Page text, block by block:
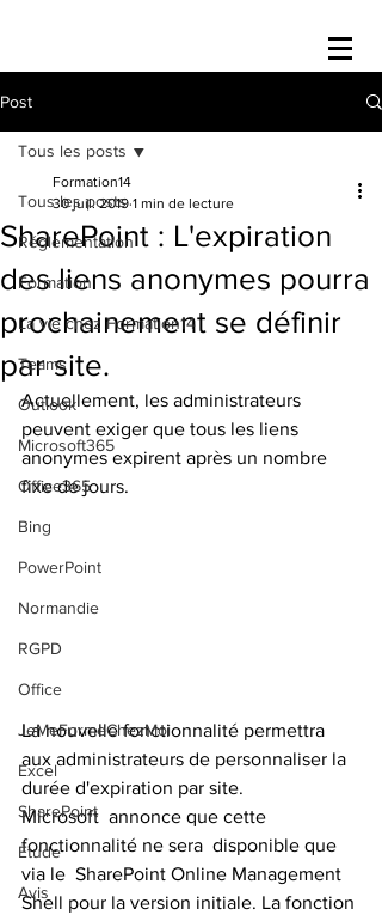
Post
Tous les posts
Réglementation
Formation
La vie chez Formation14
Teams
Outlook
Microsoft365
Office365
Bing
PowerPoint
Normandie
RGPD
Office
JeMeFormeChezMoi
Excel
SharePoint
Étude
Avis
Tous les posts
SharePoint : L'expiration
des liens anonymes pourra
prochainement se définir
par site.
Formation14
30 juil. 2019 1 min de lecture
Actuellement, les administrateurs
peuvent exiger que tous les liens
anonymes expirent après un nombre
fixe de jours.
La nouvelle fonctionnalité permettra
aux administrateurs de personnaliser la
durée d'expiration par site.
Microsoft  annonce que cette
fonctionnalité ne sera  disponible que
via le  SharePoint Online Management
Shell pour la version initiale. La fonction